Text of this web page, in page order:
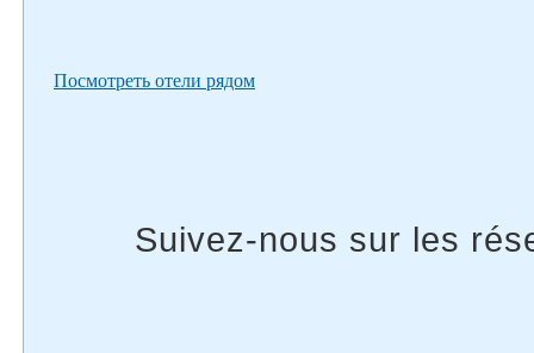
Посмотреть отели рядом